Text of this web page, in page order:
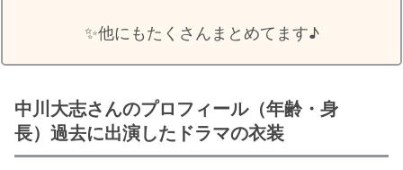
✨️他にもたくさんまとめてます♪
中川大志さんのプロフィール（年齢・身
長）過去に出演したドラマの衣装